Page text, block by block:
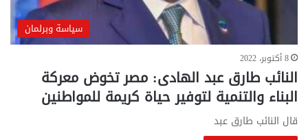
سياسة وبرلمان
8 أكتوبر، 2022
النائب طارق عبد الهادى: مصر تخوض معركة
البناء والتنمية لتوفير حياة كريمة للمواطنين
قال النائب طارق عبد